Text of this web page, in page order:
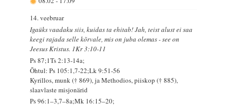
14. veebruar
Igaüks vaadaku siis, kuidas ta ehitab! Jah, teist alust ei saa
keegi rajada selle kõrvale, mis on juba olemas - see on
Jeesus Kristus. 1Kr 3:10-11
Ps 87;1Ts 2:13-14a;
Õhtul: Ps 105:1,7-22;Lk 9:51-56
Kyrillos, munk († 869), ja Methodios, piiskop († 885),
slaavlaste misjonärid
Ps 96:1–3,7–8a;Mk 16:15–20;